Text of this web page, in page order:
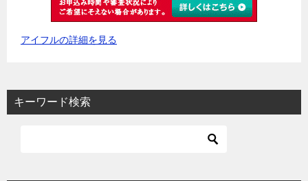
アイフルの詳細を見る
キーワード検索